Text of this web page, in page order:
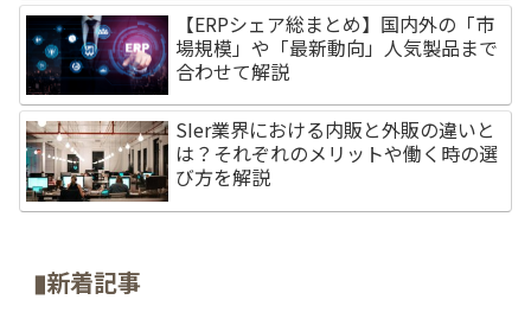
【ERPシェア総まとめ】国内外の「市
場規模」や「最新動向」人気製品まで
合わせて解説
SIer業界における内販と外販の違いと
は？それぞれのメリットや働く時の選
び方を解説
▮新着記事